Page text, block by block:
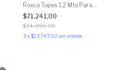
Rosca Topes 1,2 Mts Para
Discos 30mm
$71.241,00
$74.990,00
3 x$23.747,00 sin interés